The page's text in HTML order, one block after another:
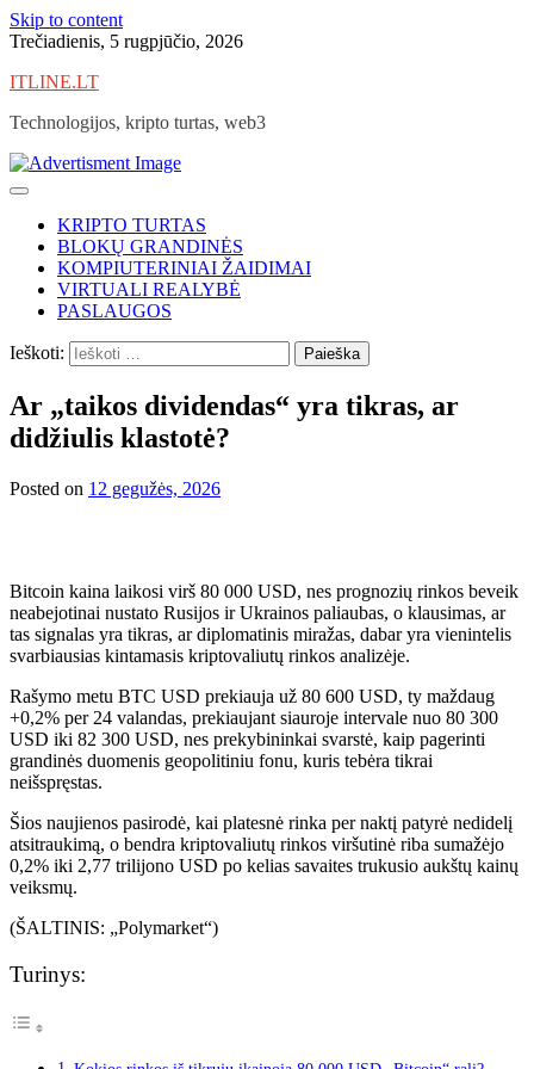
Skip to content
Trečiadienis, 5 rugpjūčio, 2026
ITLINE.LT
Technologijos, kripto turtas, web3
KRIPTO TURTAS
BLOKŲ GRANDINĖS
KOMPIUTERINIAI ŽAIDIMAI
VIRTUALI REALYBĖ
PASLAUGOS
Ieškoti:
Ar „taikos dividendas“ yra tikras, ar
didžiulis klastotė?
Posted on 12 gegužės, 2026
Bitcoin kaina laikosi virš 80 000 USD, nes prognozių rinkos beveik
neabejotinai nustato Rusijos ir Ukrainos paliaubas, o klausimas, ar
tas signalas yra tikras, ar diplomatinis miražas, dabar yra vienintelis
svarbiausias kintamasis kriptovaliutų rinkos analizėje.
Rašymo metu BTC USD prekiauja už 80 600 USD, ty maždaug
+0,2% per 24 valandas, prekiaujant siauroje intervale nuo 80 300
USD iki 82 300 USD, nes prekybininkai svarstė, kaip pagerinti
grandinės duomenis geopolitiniu fonu, kuris tebėra tikrai
neišspręstas.
Šios naujienos pasirodė, kai platesnė rinka per naktį patyrė nedidelį
atsitraukimą, o bendra kriptovaliutų rinkos viršutinė riba sumažėjo
0,2% iki 2,77 trilijono USD po kelias savaites trukusio aukštų kainų
veiksmų.
(ŠALTINIS: „Polymarket“)
Turinys: